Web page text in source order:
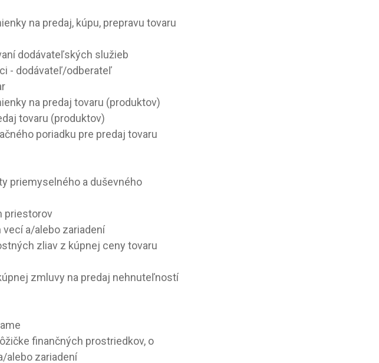
na predaj, kúpu, prepravu tovaru
dodávateľských služieb
- dodávateľ/odberateľ
na predaj tovaru (produktov)
tovaru (produktov)
poriadku pre predaj tovaru
priemyselného a duševného
priestorov
a/alebo zariadení
zliav z kúpnej ceny tovaru
zmluvy na predaj nehnuteľností
finančných prostriedkov, o
alebo zariadení